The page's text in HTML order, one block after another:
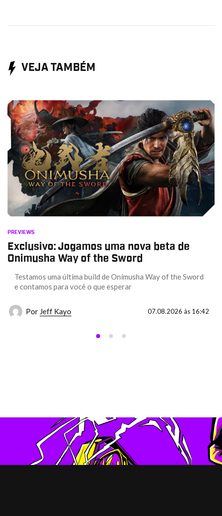
VEJA TAMBÉM
PREVIEWS
Exclusivo: Jogamos uma nova beta de
Onimusha Way of the Sword
Testamos uma última build de Onimusha Way of the Sword
e contamos para você o que esperar
Por Jeff Kayo 07.08.2026 às 16:42